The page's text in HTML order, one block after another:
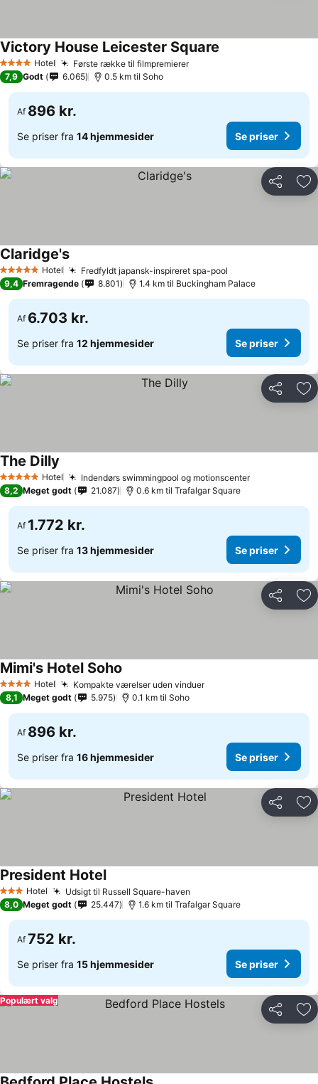
4 StjernerHotel Første række til filmpremiererSe priser
Victory House Leicester Square
7,9 Godt 6.065 0.5 km til Soho
Af 896 kr.
Se priser fra 14 hjemmesider Se priser
Del
5 Stjerner Hotel Fredfyldt japansk-inspireret spa-pool
Claridge'sSe priser
9,4 Fremragende 8.801 1.4 km til Buckingham Palace
Af 6.703 kr.
Se priser fra 12 hjemmesider Se priser
Del
5 Stjerner Hotel Indendørs swimmingpool og motionscenterSe priser
The Dilly
8,2 Meget godt 21.087 0.6 km til Trafalgar Square
Af 1.772 kr.
Se priser fra 13 hjemmesider Se priser
Del
4 StjernerHotel Kompakte værelser uden vinduerSe priser
Mimi's Hotel Soho
8,1 Meget godt 5.975 0.1 km til Soho
Af 896 kr.
Se priser fra 16 hjemmesider Se priser
Del
3 StjernerHotel Udsigt til Russell Square-haven
President HotelSe priser
8,0 Meget godt 25.447 1.6 km til Trafalgar Square
Af 752 kr.
Se priser fra 15 hjemmesider Se priser
Del
Populært valg